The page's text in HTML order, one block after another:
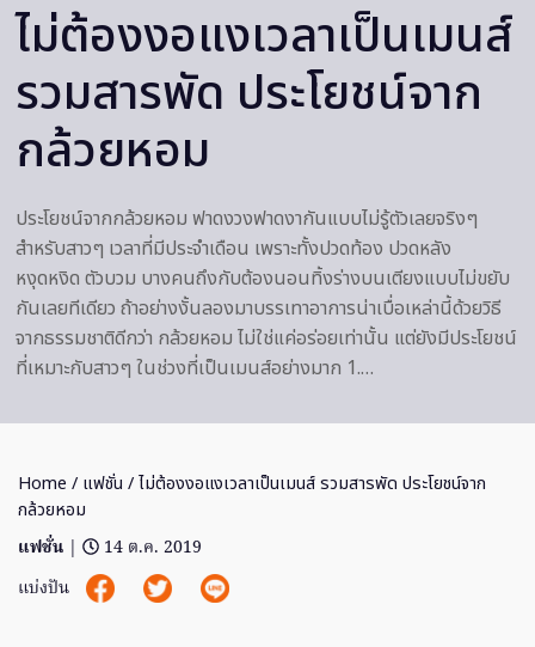
ไม่ต้องงอแงเวลาเป็นเมนส์
รวมสารพัด ประโยชน์จาก
กล้วยหอม
ประโยชน์จากกล้วยหอม ฟาดงวงฟาดงากันแบบไม่รู้ตัวเลยจริงๆ
สำหรับสาวๆ เวลาที่มีประจำเดือน เพราะทั้งปวดท้อง ปวดหลัง
หงุดหงิด ตัวบวม บางคนถึงกับต้องนอนทิ้งร่างบนเตียงแบบไม่ขยับ
กันเลยทีเดียว ถ้าอย่างงั้นลองมาบรรเทาอาการน่าเบื่อเหล่านี้ด้วยวิธี
จากธรรมชาติดีกว่า กล้วยหอม ไม่ใช่แค่อร่อยเท่านั้น แต่ยังมีประโยชน์
ที่เหมาะกับสาวๆ ในช่วงที่เป็นเมนส์อย่างมาก 1.…
Home / แฟชั่น / ไม่ต้องงอแงเวลาเป็นเมนส์ รวมสารพัด ประโยชน์จาก
กล้วยหอม
แฟชั่น |
14 ต.ค. 2019
แบ่งปัน